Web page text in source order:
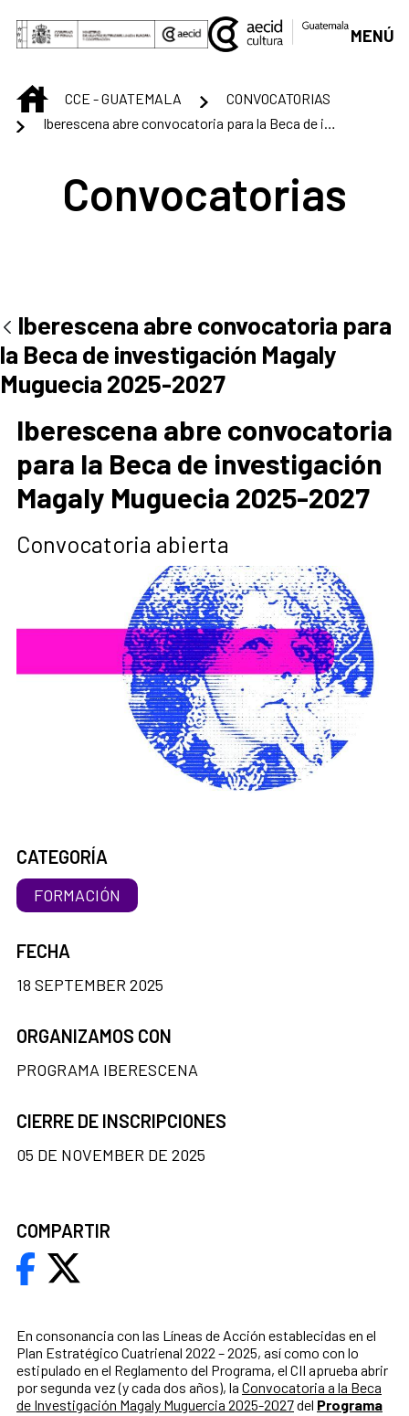
Skip to Main Content
MENÚ
INICIOCCE - GUATEMALA
CONVOCATORIAS
Convocatorias
Iberescena abre convocatoria para
la Beca de investigación Magaly
Muguecia 2025-2027
Iberescena abre convocatoria
para la Beca de investigación
Magaly Muguecia 2025-2027
Convocatoria abierta
En consonancia con las Líneas de Acción establecidas en el
Plan Estratégico Cuatrienal 2022 – 2025, así como con lo
estipulado en el Reglamento del Programa, el CII aprueba abrir
por segunda vez (y cada dos años), la Convocatoria a la Beca
de Investigación Magaly Muguercia 2025-2027del Programa
CATEGORÍA
FORMACIÓN
FECHA
18 SEPTEMBER 2025
ORGANIZAMOS CON
PROGRAMA IBERESCENA
CIERRE DE INSCRIPCIONES
05 DE NOVEMBER DE 2025
COMPARTIR